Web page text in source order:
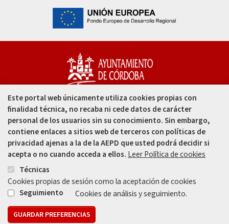
Capitulares, 1. 14002
Córdoba - España
957 49 99 00
957 47 80 50
EnlaceEnlace
Mapa web Aviso legal
Este portal web únicamente utiliza cookies propias con
finalidad técnica, no recaba ni cede datos de carácter
personal de los usuarios sin su conocimiento. Sin embargo,
contiene enlaces a sitios web de terceros con políticas de
privacidad ajenas a la de la AEPD que usted podrá decidir si
acepta o no cuando acceda a ellos. Leer Política de cookies
Técnicas
Cookies propias de sesión como la aceptación de cookies
Seguimiento
Cookies de análisis y seguimiento.
GUARDAR PREFERENCIAS